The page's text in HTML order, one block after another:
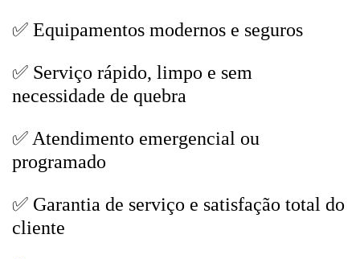
✅ Equipamentos modernos e seguros
✅ Serviço rápido, limpo e sem
necessidade de quebra
✅ Atendimento emergencial ou
programado
✅ Garantia de serviço e satisfação total do
cliente